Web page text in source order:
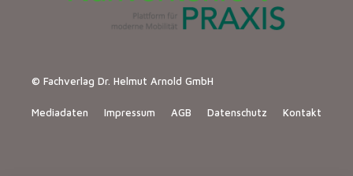
© Fachverlag Dr. Helmut Arnold GmbH
Mediadaten Impressum AGB Datenschutz Kontakt